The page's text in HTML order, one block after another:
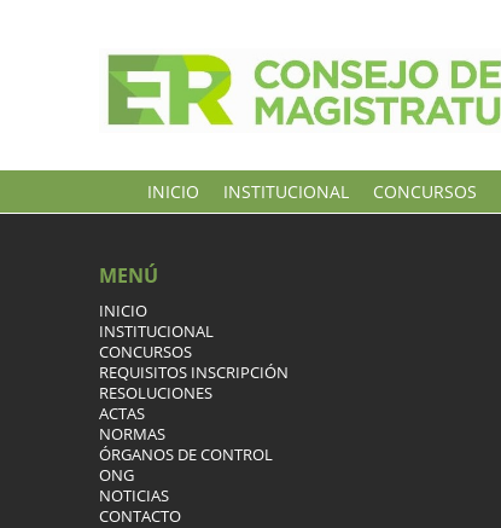
INICIO INSTITUCIONAL CONCURSOS
MENÚ
INICIO
INSTITUCIONAL
CONCURSOS
REQUISITOS INSCRIPCIÓN
RESOLUCIONES
ACTAS
NORMAS
ÓRGANOS DE CONTROL
ONG
NOTICIAS
CONTACTO